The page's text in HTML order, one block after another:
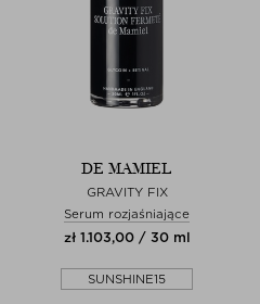
DE MAMIEL
GRAVITY FIX
Serum rozjaśniające
zł 1.103,00 / 30 ml
SUNSHINE15